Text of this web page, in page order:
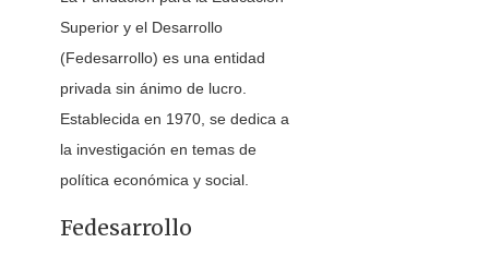
Superior y el Desarrollo
(Fedesarrollo) es una entidad
privada sin ánimo de lucro.
Establecida en 1970, se dedica a
la investigación en temas de
política económica y social.
Fedesarrollo